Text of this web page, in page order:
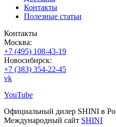
Контакты
Полезные статьи
Контакты
Москва:
+7 (495) 108-43-19
Новосибирск:
+7 (383) 354-22-45
vk
YouTube
Официальный дилер SHINI в
Международный сайт SHINI